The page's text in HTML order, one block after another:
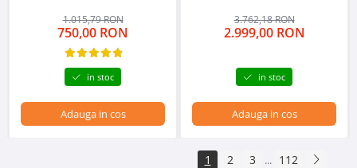
1.015,79 RON
750,00 RON
in stoc
Adauga in cos
3.762,18 RON
2.999,00 RON
in stoc
Adauga in cos
1 2 3 ... 112